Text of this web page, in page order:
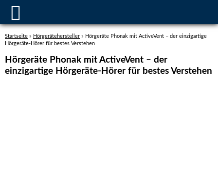
Startseite » Hörgerätehersteller » Hörgeräte Phonak mit ActiveVent – der einzigartige
Hörgeräte-Hörer für bestes Verstehen
Hörgeräte Phonak mit ActiveVent – der
einzigartige Hörgeräte-Hörer für bestes Verstehen